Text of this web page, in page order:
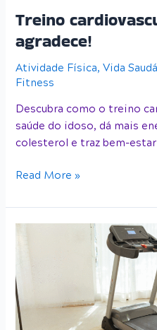
Treino
agradece!
Atividade Física,Vida
Fitness
Descubra como o treino
saúde do idoso, dá mais
colesterol e traz bem-estar
Read More »
esteira
para
idosos